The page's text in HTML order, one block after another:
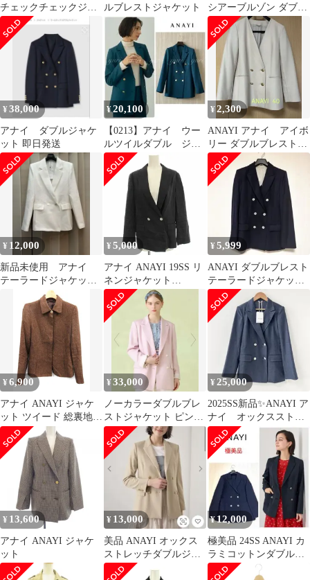
チェックチェックジャ
ケット 波瑠さん着用
ルブレストジャケット
シアーブルゾン ダブル
ジップ シースルージャ
ケット
¥38,000
アナイ ダブルジャケ
ット 即日発送
¥20,100
【0213】アナイ ウー
ルツイルダブル ジャ
ケット 緑 36
¥2,300
ANAYI アナイ アイボ
リー ダブルブレストジ
ャケット 40
¥ 12,000
新品未使用 アナイ
テーラードジャケット
ダブルボタン
¥ 5,000
アナイ ANAYI 19SS リ
ネンジャケット
101917-10-170-65 ダブ
ル テーラードジャケッ
ト 36 黒 ブラック /☆G
¥5,999
ANAYI ダブルブレスト
テーラードジャケット
ネイビー
¥6,900
アナイ ANAYI ジャケ
ット ツイード 総裏地
38 茶 /DT ●
¥33,000
ノーカラーダブルブレ
ストジャケット ピン
ク ANAYI
¥25,000
2025SS新品✨ANAYI ア
ナイ オックスストレ
ッチダブルジャケッ
ト 34
¥ 13,600
アナイ ANAYI ジャケ
ット
¥ 13,000
美品 ANAYI オックス
ストレッチダブルジャ
ケット 5.7万
¥12,000
極美品 24SS ANAYI カ
ラミコットンダブルジ
ャケット ネイビー 38